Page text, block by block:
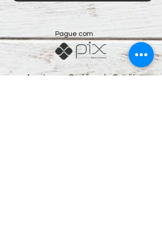
Pague com
Aceitamos Cartões de Crédito